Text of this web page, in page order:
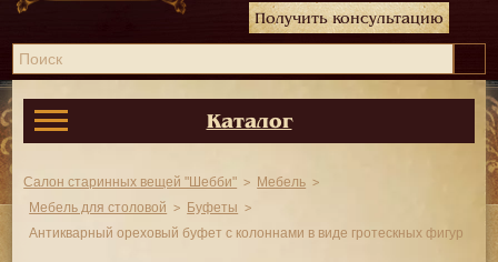
Получить консультацию
Каталог
Салон старинных вещей "Шебби"
Мебель
Мебель для столовой
Буфеты
Антикварный ореховый буфет с колоннами в виде гротескных фигур